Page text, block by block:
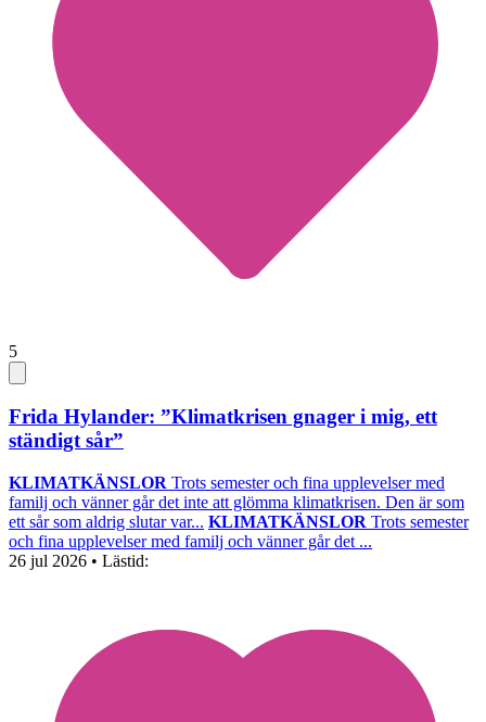
5
Frida Hylander: ”Klimatkrisen gnager i mig, ett
ständigt sår”
KLIMATKÄNSLOR Trots semester och fina upplevelser med
familj och vänner går det inte att glömma klimatkrisen. Den är som
ett sår som aldrig slutar var... KLIMATKÄNSLOR Trots semester
och fina upplevelser med familj och vänner går det ...
26 jul 2026 • Lästid: